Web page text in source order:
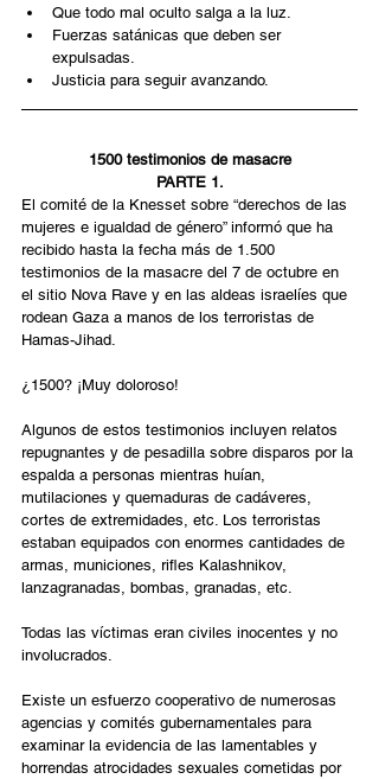
Que todo mal oculto salga a la luz.
Fuerzas satánicas que deben ser
expulsadas.
Justicia para seguir avanzando.
1500 testimonios de masacre
PARTE 1.
El comité de la Knesset sobre “derechos de las
mujeres e igualdad de género” informó que ha
recibido hasta la fecha más de 1.500
testimonios de la masacre del 7 de octubre en
el sitio Nova Rave y en las aldeas israelíes que
rodean Gaza a manos de los terroristas de
Hamas-Jihad.
¿1500? ¡Muy doloroso!
Algunos de estos testimonios incluyen relatos
repugnantes y de pesadilla sobre disparos por la
espalda a personas mientras huían,
mutilaciones y quemaduras de cadáveres,
cortes de extremidades, etc. Los terroristas
estaban equipados con enormes cantidades de
armas, municiones, rifles Kalashnikov,
lanzagranadas, bombas, granadas, etc.
Todas las víctimas eran civiles inocentes y no
involucrados.
Existe un esfuerzo cooperativo de numerosas
agencias y comités gubernamentales para
examinar la evidencia de las lamentables y
horrendas atrocidades sexuales cometidas por